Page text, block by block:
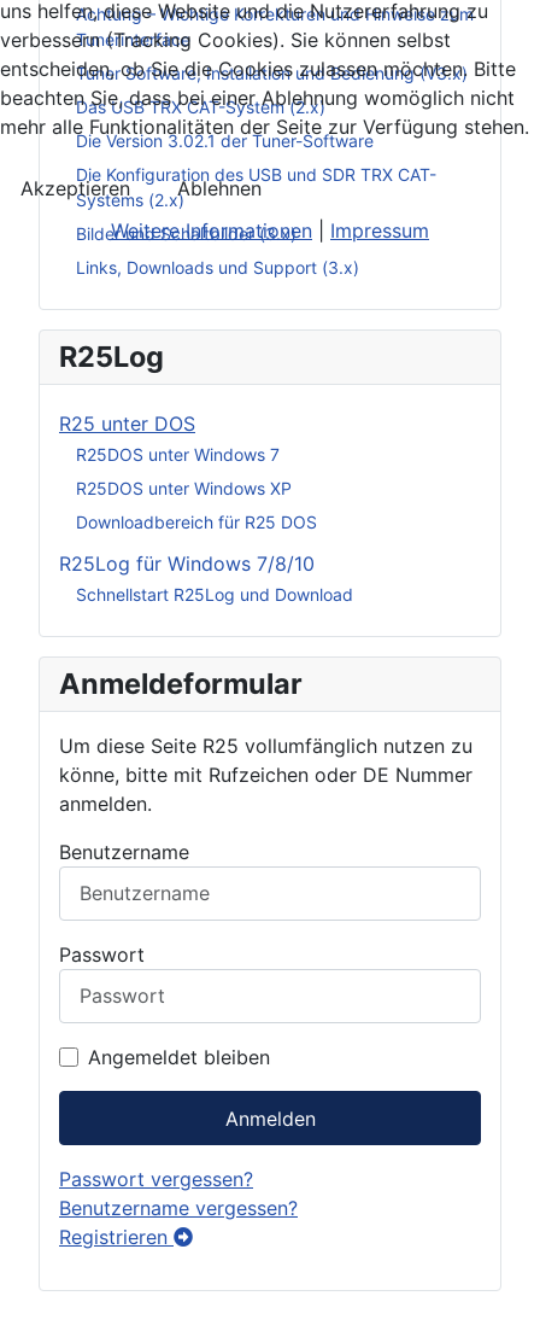
Achtung – Wichtige Korrekturen und Hinweise zum
Tunerinterface
Tuner Software, Installation und Bedienung (V3.x)
Das USB TRX CAT-System (2.x)
Die Version 3.02.1 der Tuner-Software
Die Konfiguration des USB und SDR TRX CAT-
Systems (2.x)
Bilder und Schaltbilder (3.x)
Links, Downloads und Support (3.x)
R25Log
R25 unter DOS
R25DOS unter Windows 7
R25DOS unter Windows XP
Downloadbereich für R25 DOS
R25Log für Windows 7/8/10
Schnellstart R25Log und Download
Anmeldeformular
Um diese Seite R25 vollumfänglich nutzen zu
könne, bitte mit Rufzeichen oder DE Nummer
anmelden.
Benutzername
Passwort
Angemeldet bleiben
Anmelden
Passwort vergessen?
Benutzername vergessen?
Registrieren
uns helfen, diese Website und die Nutzererfahrung zu
verbessern (Tracking Cookies). Sie können selbst
entscheiden, ob Sie die Cookies zulassen möchten. Bitte
beachten Sie, dass bei einer Ablehnung womöglich nicht
mehr alle Funktionalitäten der Seite zur Verfügung stehen.
Akzeptieren
Ablehnen
Weitere Informationen
Impressum